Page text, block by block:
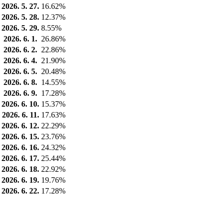
2026. 5. 27. 16.62%
2026. 5. 28. 12.37%
2026. 5. 29. 8.55%
2026. 6. 1. 26.86%
2026. 6. 2. 22.86%
2026. 6. 4. 21.90%
2026. 6. 5. 20.48%
2026. 6. 8. 14.55%
2026. 6. 9. 17.28%
2026. 6. 10. 15.37%
2026. 6. 11. 17.63%
2026. 6. 12. 22.29%
2026. 6. 15. 23.76%
2026. 6. 16. 24.32%
2026. 6. 17. 25.44%
2026. 6. 18. 22.92%
2026. 6. 19. 19.76%
2026. 6. 22. 17.28%